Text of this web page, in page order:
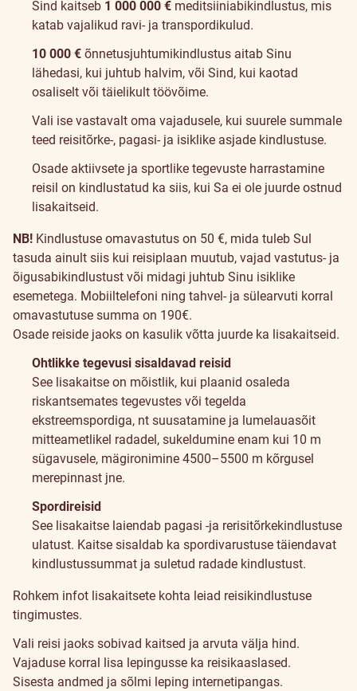
Sind kaitseb 1 000 000 € meditsiiniabikindlustus, mis
katab vajalikud ravi- ja transpordikulud.
10 000 € õnnetusjuhtumikindlustus aitab Sinu
lähedasi, kui juhtub halvim, või Sind, kui kaotad
osaliselt või täielikult töövõime.
Vali ise vastavalt oma vajadusele, kui suurele summale
teed reisitõrke-, pagasi- ja isiklike asjade kindlustuse.
Osade aktiivsete ja sportlike tegevuste harrastamine
reisil on kindlustatud ka siis, kui Sa ei ole juurde ostnud
lisakaitseid.
NB! Kindlustuse omavastutus on 50 €, mida tuleb Sul
tasuda ainult siis kui reisiplaan muutub, vajad vastutus- ja
õigusabikindlustust või midagi juhtub Sinu isiklike
esemetega. Mobiiltelefoni ning tahvel- ja sülearvuti korral
omavastutuse summa on 190€.
Osade reiside jaoks on kasulik võtta juurde ka lisakaitseid.
Ohtlikke tegevusi sisaldavad reisid
See lisakaitse on mõistlik, kui plaanid osaleda
riskantsemates tegevustes või tegelda
ekstreemspordiga, nt suusatamine ja lumelauasõit
mitteametlikel radadel, sukeldumine enam kui 10 m
sügavusele, mägironimine 4500–5500 m kõrgusel
merepinnast jne.
Spordireisid
See lisakaitse laiendab pagasi -ja rerisitõrkekindlustuse
ulatust. Kaitse sisaldab ka spordivarustuse täiendavat
kindlustussummat ja suletud radade kindlustust.
Rohkem infot lisakaitsete kohta leiad reisikindlustuse
tingimustes.
Kuidas
sõlmida?
Vali reisi jaoks sobivad kaitsed ja arvuta välja hind.
Vajaduse korral lisa lepingusse ka reisikaaslased.
Sisesta andmed ja sõlmi leping internetipangas.